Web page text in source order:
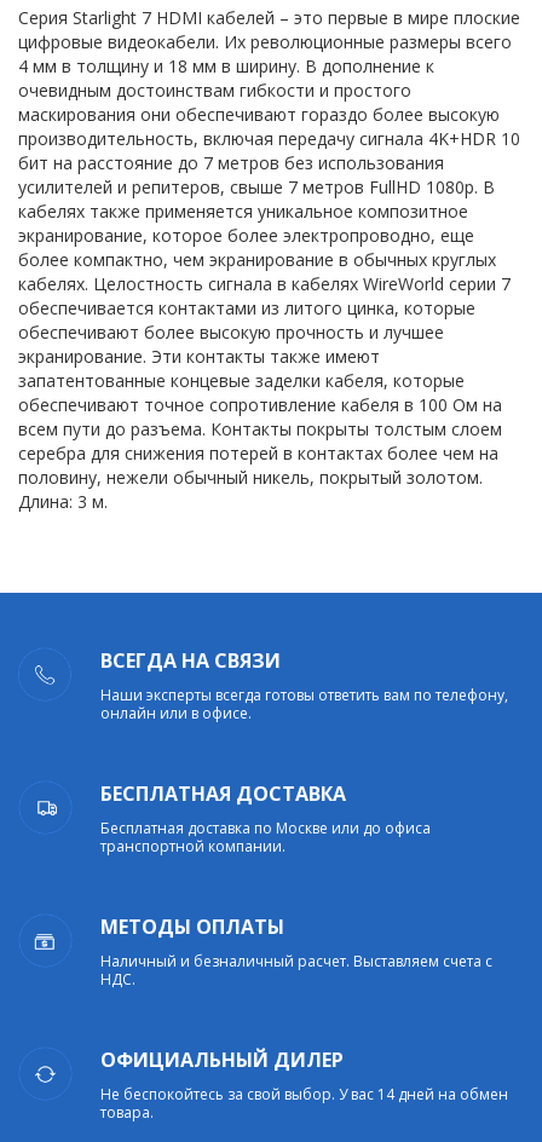
Серия Starlight 7 HDMI кабелей – это первые в мире плоские
цифровые видеокабели. Их революционные размеры всего
4 мм в толщину и 18 мм в ширину. В дополнение к
очевидным достоинствам гибкости и простого
маскирования они обеспечивают гораздо более высокую
производительность, включая передачу сигнала 4K+HDR 10
бит на расстояние до 7 метров без использования
усилителей и репитеров, свыше 7 метров FullHD 1080p. В
кабелях также применяется уникальное композитное
экранирование, которое более электропроводно, еще
более компактно, чем экранирование в обычных круглых
кабелях. Целостность сигнала в кабелях WireWorld серии 7
обеспечивается контактами из литого цинка, которые
обеспечивают более высокую прочность и лучшее
экранирование. Эти контакты также имеют
запатентованные концевые заделки кабеля, которые
обеспечивают точное сопротивление кабеля в 100 Ом на
всем пути до разъема. Контакты покрыты толстым слоем
серебра для снижения потерей в контактах более чем на
половину, нежели обычный никель, покрытый золотом.
Длина: 3 м.
ВСЕГДА НА СВЯЗИ
Наши эксперты всегда готовы ответить вам по телефону,
онлайн или в офисе.
БЕСПЛАТНАЯ ДОСТАВКА
Бесплатная доставка по Москве или до офиса
транспортной компании.
МЕТОДЫ ОПЛАТЫ
Наличный и безналичный расчет. Выставляем счета с
НДС.
ОФИЦИАЛЬНЫЙ ДИЛЕР
Не беспокойтесь за свой выбор. У вас 14 дней на обмен
товара.